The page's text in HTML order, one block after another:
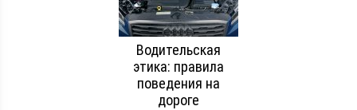
Водительская
этика: правила
поведения на
дороге